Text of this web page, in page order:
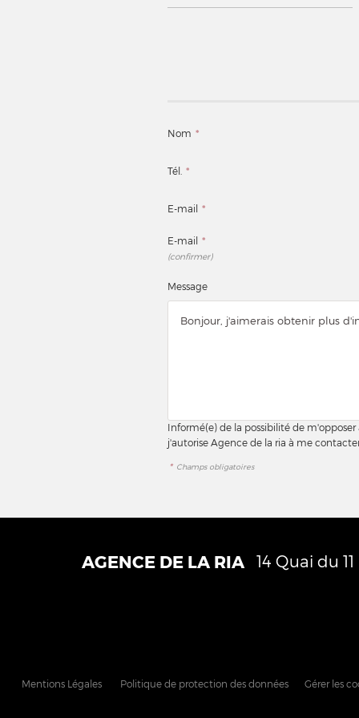
Nom *
Tél. *
E-mail *
E-mail *
(confirmer)
Message
Informé(e) de la possibilité de
j'autorise Agence de la ria à me
* Champs obligatoires
AGENCE DE LA RIA 14 Quai du
Mentions Légales Politique de protection des données Gérer les